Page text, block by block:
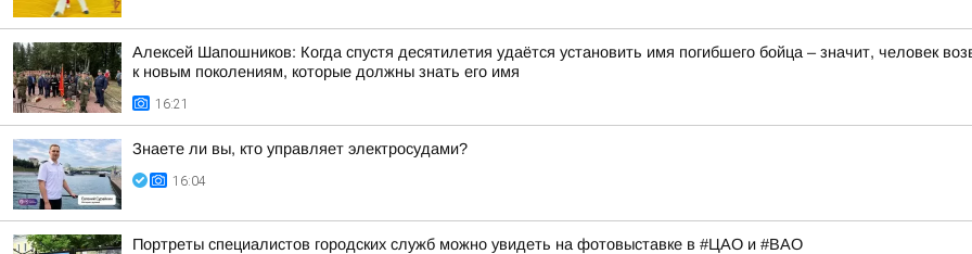
Алексей Шапошников: Когда спустя десятилетия удаётся установить имя погибшего бойца – значит, человек
к новым поколениям, которые должны знать его имя
16:21
Знаете ли вы, кто управляет электросудами?
16:04
Портреты специалистов городских служб можно увидеть на фотовыставке в #ЦАО и #ВАО